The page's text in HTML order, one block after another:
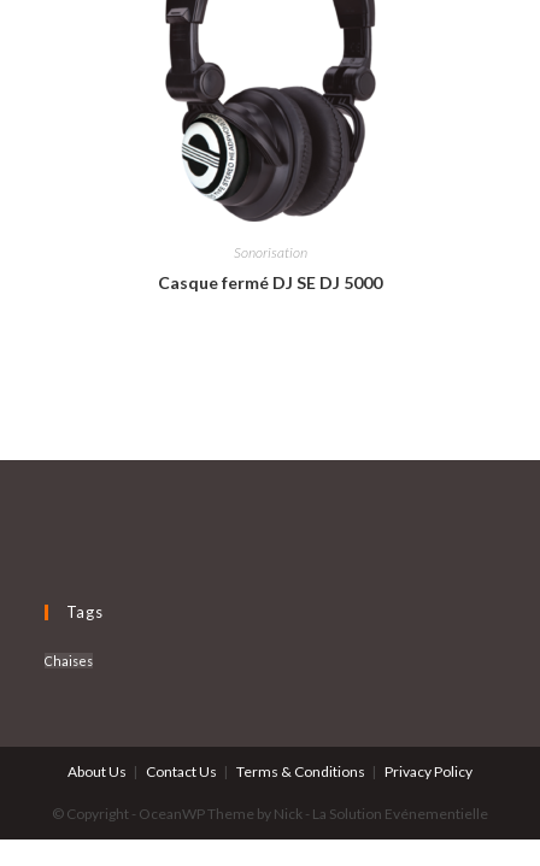
Sonorisation
Casque fermé DJ SE DJ 5000
Tags
Chaises
About Us Contact Us Terms & Conditions Privacy Policy
© Copyright - OceanWP Theme by Nick - La Solution Evénementielle